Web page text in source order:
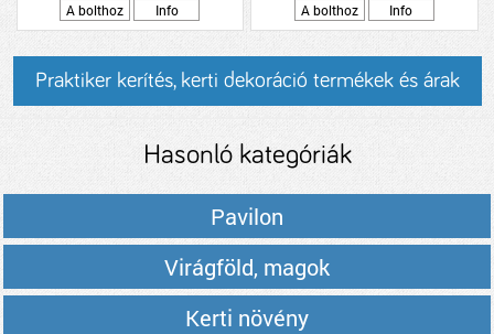
A bolthoz
Info
A bolthoz
Info
Praktiker kerítés, kerti dekoráció termékek és árak
Hasonló kategóriák
Pavilon
Virágföld, magok
Kerti növény